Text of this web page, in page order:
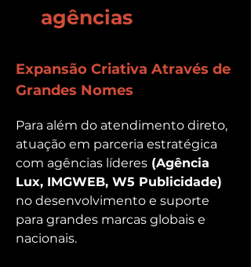
agências
Expansão Criativa Através de
Grandes Nomes
Para além do atendimento direto,
atuação em parceria estratégica
com agências líderes (Agência
Lux, IMGWEB, W5 Publicidade)
no desenvolvimento e suporte
para grandes marcas globais e
nacionais.